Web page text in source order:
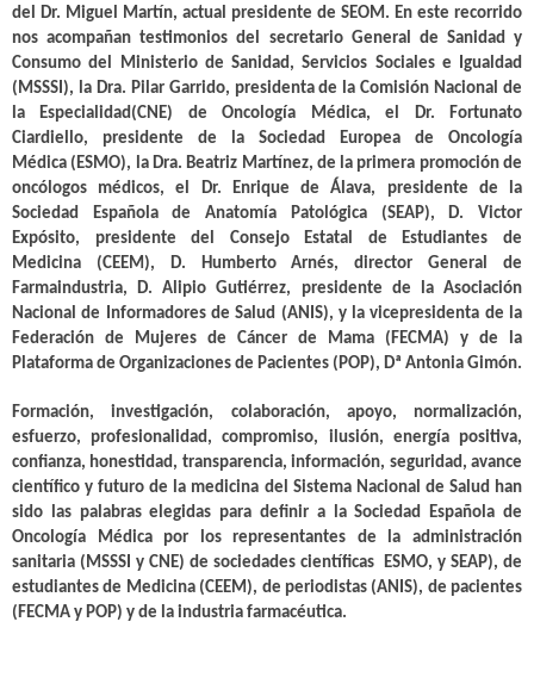
del Dr. Miguel Martín, actual presidente de SEOM. En este recorrido
nos acompañan testimonios del secretario General de Sanidad y
Consumodel Ministerio de Sanidad, Servicios Sociales e Igualdad
(MSSSI), la Dra. Pilar Garrido, presidenta de la Comisión Nacional de
la Especialidad(CNE) de Oncología Médica, el Dr. Fortunato
Ciardiello, presidente de la Sociedad Europea de Oncología
Médica (ESMO), la Dra. Beatriz Martínez, de la primera promoción de
oncólogos médicos, el Dr. Enrique de Álava, presidente de la
Sociedad Española de Anatomía Patológica(SEAP), D. Victor
Expósito, presidente del Consejo Estatal de Estudiantes de
Medicina (CEEM), D. Humberto Arnés,director General de
Farmaindustria, D. Alipio Gutiérrez, presidente de la Asociación
Nacional de Informadores de Salud (ANIS), y lavicepresidenta de la
Federación de Mujeres de Cáncer de Mama (FECMA) y de la
Plataforma de Organizaciones de Pacientes (POP), Dª Antonia Gimón.
Formación, investigación, colaboración, apoyo, normalización,
esfuerzo, profesionalidad, compromiso, ilusión, energía positiva,
confianza, honestidad, transparencia, información, seguridad, avance
científico y futuro de la medicina del Sistema Nacional de Salud han
sido las palabras elegidas para definir a la Sociedad Española de
Oncología Médica por los representantes de la administración
sanitaria (MSSSI y CNE) de sociedades científicas ESMO, y SEAP), de
estudiantes de Medicina (CEEM), de periodistas (ANIS), de pacientes
(FECMA y POP) y de la industria farmacéutica.